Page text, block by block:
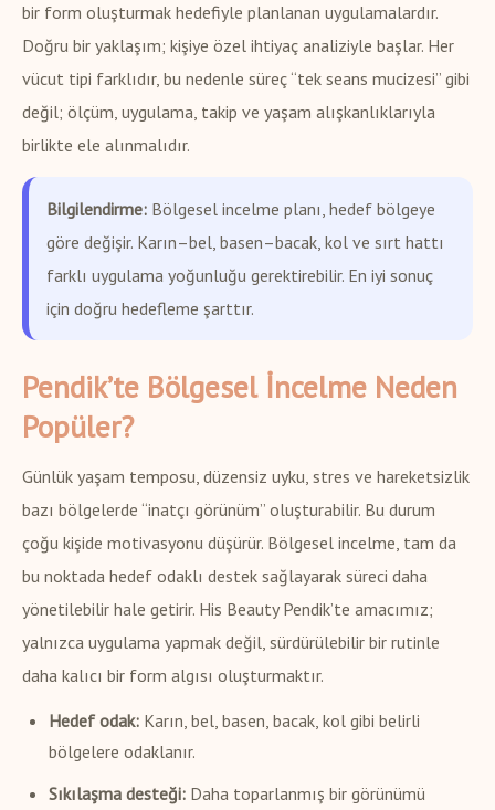
bir form oluşturmak hedefiyle planlanan uygulamalardır.
Doğru bir yaklaşım; kişiye özel ihtiyaç analiziyle başlar. Her
vücut tipi farklıdır, bu nedenle süreç “tek seans mucizesi” gibi
değil; ölçüm, uygulama, takip ve yaşam alışkanlıklarıyla
birlikte ele alınmalıdır.
Bilgilendirme: Bölgesel incelme planı, hedef bölgeye
göre değişir. Karın–bel, basen–bacak, kol ve sırt hattı
farklı uygulama yoğunluğu gerektirebilir. En iyi sonuç
için doğru hedefleme şarttır.
Pendik’te Bölgesel İncelme Neden
Popüler?
Günlük yaşam temposu, düzensiz uyku, stres ve hareketsizlik
bazı bölgelerde “inatçı görünüm” oluşturabilir. Bu durum
çoğu kişide motivasyonu düşürür. Bölgesel incelme, tam da
bu noktada hedef odaklı destek sağlayarak süreci daha
yönetilebilir hale getirir. His Beauty Pendik’te amacımız;
yalnızca uygulama yapmak değil, sürdürülebilir bir rutinle
daha kalıcı bir form algısı oluşturmaktır.
Hedef odak: Karın, bel, basen, bacak, kol gibi belirli
bölgelere odaklanır.
Sıkılaşma desteği: Daha toparlanmış bir görünümü